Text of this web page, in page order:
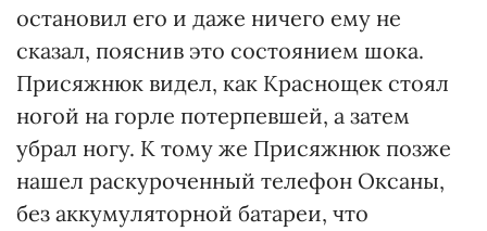
остановил его и даже ничего ему не
сказал, пояснив это состоянием шока.
Присяжнюк видел, как Краснощек стоял
ногой на горле потерпевшей, а затем
убрал ногу. К тому же Присяжнюк позже
нашел раскуроченный телефон Оксаны,
без аккумуляторной батареи, что